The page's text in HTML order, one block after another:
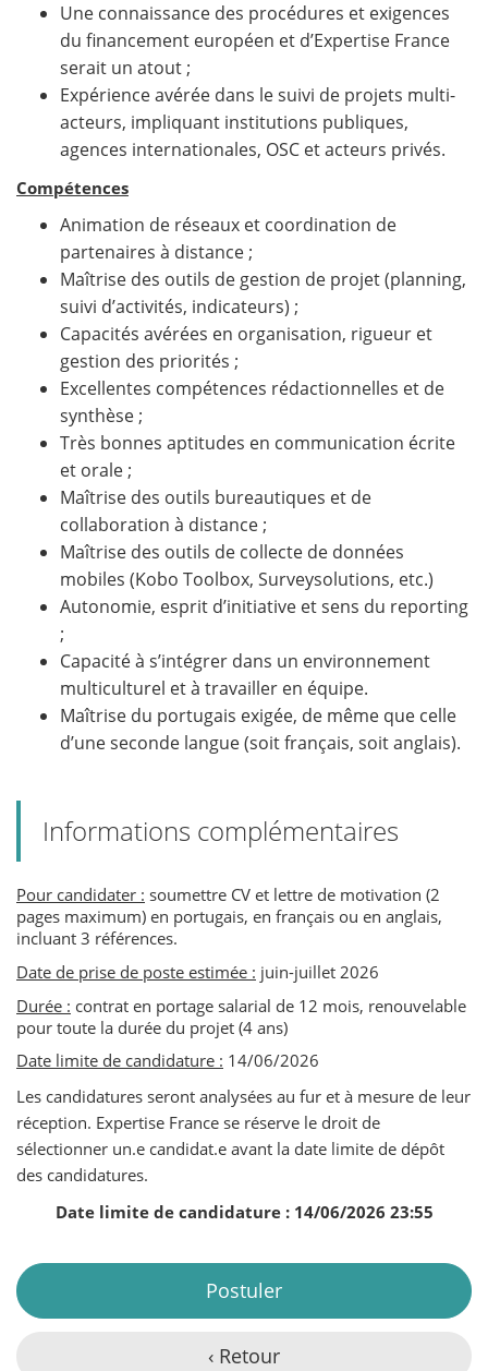
Une connaissance des procédures et exigences
du financement européen et d’Expertise France
serait un atout ;
Expérience avérée dans le suivi de projets multi-
acteurs, impliquant institutions publiques,
agences internationales, OSC et acteurs privés.
Compétences
Animation de réseaux et coordination de
partenaires à distance ;
Maîtrise des outils de gestion de projet (planning,
suivi d’activités, indicateurs) ;
Capacités avérées en organisation, rigueur et
gestion des priorités ;
Excellentes compétences rédactionnelles et de
synthèse ;
Très bonnes aptitudes en communication écrite
et orale ;
Maîtrise des outils bureautiques et de
collaboration à distance ;
Maîtrise des outils de collecte de données
mobiles (Kobo Toolbox, Surveysolutions, etc.)
Autonomie, esprit d’initiative et sens du reporting
;
Capacité à s’intégrer dans un environnement
multiculturel et à travailler en équipe.
Maîtrise du portugais exigée, de même que celle
d’une seconde langue (soit français, soit anglais).
Informations complémentaires
Pour candidater : soumettre CV et lettre de motivation (2
pages maximum) en portugais, en français ou en anglais,
incluant 3 références.
Date de prise de poste estimée : juin-juillet 2026
Durée : contrat en portage salarial de 12 mois, renouvelable
pour toute la durée du projet (4 ans)
Date limite de candidature : 14/06/2026
Les candidatures seront analysées au fur et à mesure de leur
réception. Expertise France se réserve le droit de
sélectionner un.e candidat.e avant la date limite de dépôt
des candidatures.
Date limite de candidature : 14/06/2026 23:55
Postuler
‹ Retour